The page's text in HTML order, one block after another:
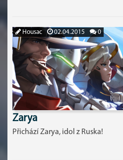
Housac 02.04.2015 0
Zarya
Přichází Zarya, idol z Ruska!